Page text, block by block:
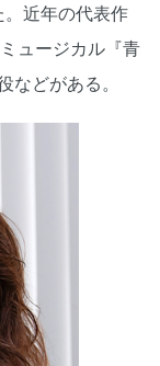
近年の代表作
ュージカル『青
どがある。